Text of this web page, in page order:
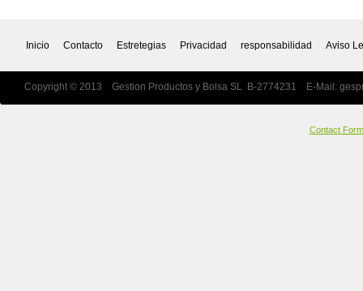
Inicio Contacto Estretegias Privacidad responsabilidad Aviso
Copyright © 2013 Gestion Productos y Bolsa SL B-2774231 E-Mail:
Contact Form